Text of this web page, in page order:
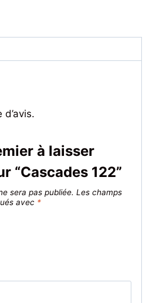
d’avis.
à laisser
“Cascades 122”
sera pas publiée. Les champs
avec *